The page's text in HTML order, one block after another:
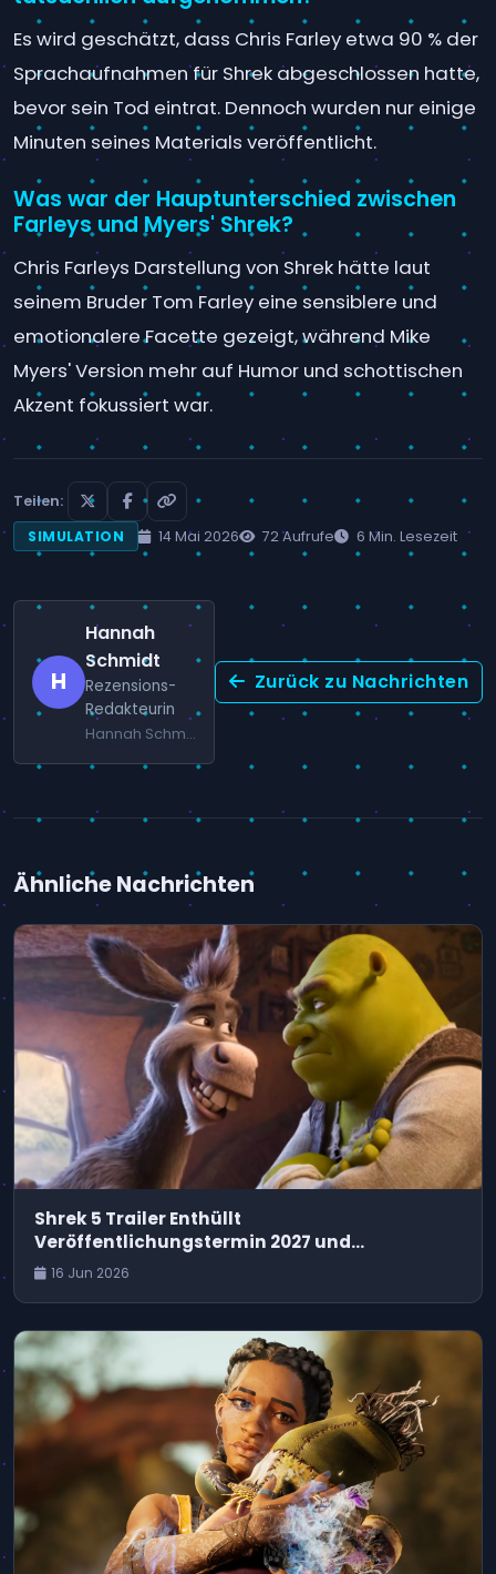
Es wird geschätzt, dass Chris Farley etwa 90 % der
Sprachaufnahmen für Shrek abgeschlossen hatte,
bevor sein Tod eintrat. Dennoch wurden nur einige
Minuten seines Materials veröffentlicht.
Was war der Hauptunterschied zwischen
Farleys und Myers' Shrek?
Chris Farleys Darstellung von Shrek hätte laut
seinem Bruder Tom Farley eine sensiblere und
emotionalere Facette gezeigt, während Mike
Myers' Version mehr auf Humor und schottischen
Akzent fokussiert war.
Teilen:
SIMULATION
14 Mai 2026 72 Aufrufe 6 Min. Lesezeit
H
Hannah
Schmidt
Rezensions-
Redakteurin
Hannah Schmidt ist eine erfahrene Redakteurin mit Fokus auf Strategiespiele und Simulationen.
Zurück zu Nachrichten
Ähnliche Nachrichten
Shrek 5 Trailer Enthüllt
Veröffentlichungstermin 2027 und
Anhaltende Disney-Auseinandersetzung
16 Jun 2026